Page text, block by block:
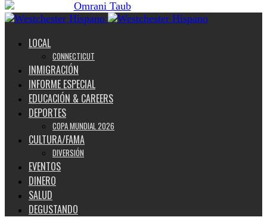
LOCAL
CONNECTICUT
INMIGRACIÓN
INFORME ESPECIAL
EDUCACIÓN & CAREERS
DEPORTES
COPA MUNDIAL 2026
CULTURA/FAMA
DIVERSIÓN
EVENTOS
DINERO
SALUD
DEGUSTANDO